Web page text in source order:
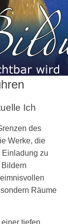
Ich
des
Werke, die
zu
Räume
tiefen